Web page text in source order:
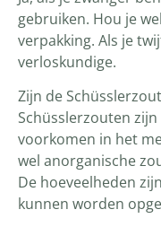
gebruiken. Hou je
verpakking. Als je
verloskundige.
Zijn de
Schüsslerzouten
voorkomen in het
wel anorganische
De hoeveelheden
kunnen worden